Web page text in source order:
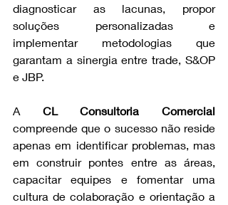
diagnosticar as lacunas, propor
soluções personalizadas e
implementar metodologias que
garantam a sinergia entre trade, S&OP
e JBP.
A
compreende que o sucesso não reside
apenas em identificar problemas, mas
em construir pontes entre as áreas,
capacitar equipes e fomentar uma
cultura de colaboração e orientação a